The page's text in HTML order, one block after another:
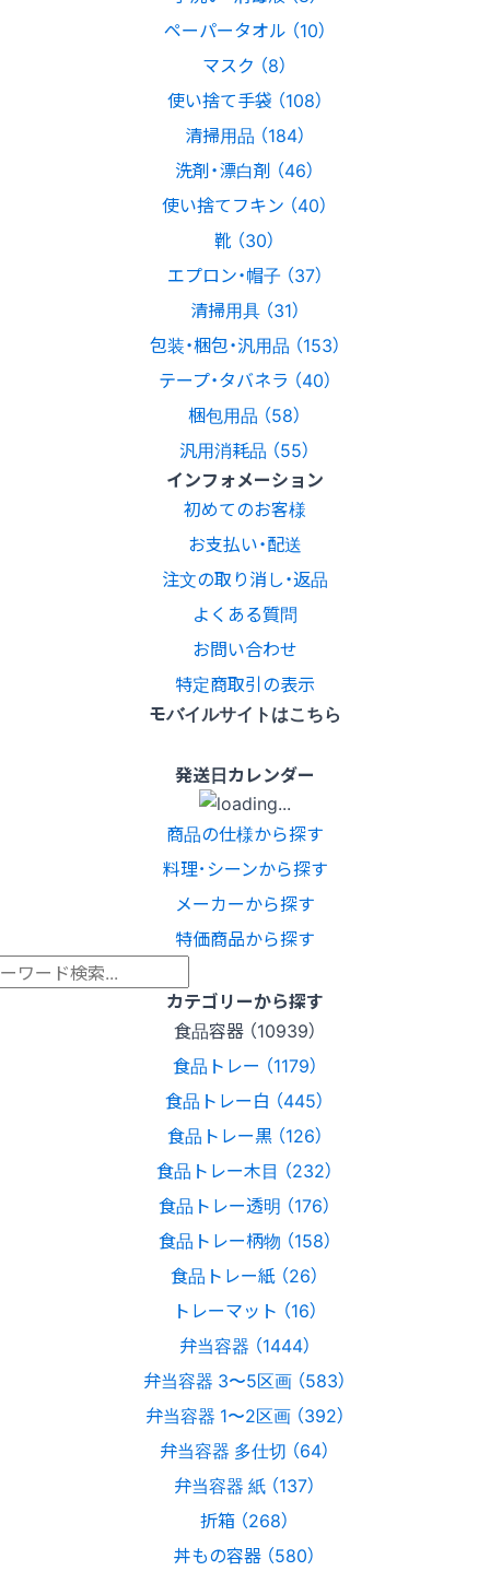
ペーパータオル （10）
マスク （8）
使い捨て手袋 （108）
清掃用品 （184）
洗剤・漂白剤 （46）
使い捨てフキン （40）
靴 （30）
エプロン・帽子 （37）
清掃用具 （31）
包装・梱包・汎用品 （153）
テープ・タバネラ （40）
梱包用品 （58）
汎用消耗品 （55）
インフォメーション
初めてのお客様
お支払い・配送
注文の取り消し・返品
よくある質問
お問い合わせ
特定商取引の表示
モバイルサイトはこちら
発送日カレンダー
商品の仕様から探す
料理･シーンから探す
メーカーから探す
特価商品から探す
カテゴリーから探す
食品容器 （10939）
食品トレー （1179）
食品トレー白 （445）
食品トレー黒 （126）
食品トレー木目 （232）
食品トレー透明 （176）
食品トレー柄物 （158）
食品トレー紙 （26）
トレーマット （16）
弁当容器 （1444）
弁当容器 3〜5区画 （583）
弁当容器 1〜2区画 （392）
弁当容器 多仕切 （64）
弁当容器 紙 （137）
折箱 （268）
丼もの容器 （580）